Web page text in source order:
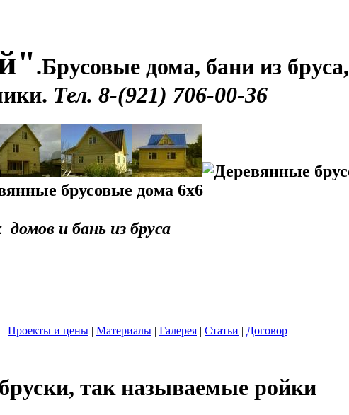
.Брусовые дома, бани из бруса,
Тел. 8-(921) 706-00-36
и бань из бруса
| Проекты и цены | Материалы | Галерея | Статьи | Договор
так называемые ройки